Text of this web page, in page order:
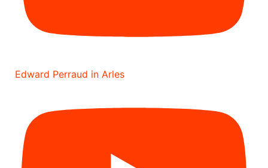
Edward Perraud in Arles